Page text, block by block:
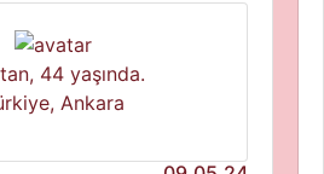
44 yaşında.
Ankara